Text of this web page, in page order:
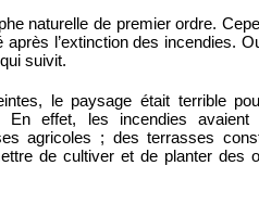
naturelle de premier ordre.
après l’extinction des incendies.
suivit.
le paysage était terrible
En effet, les incendies
agricoles ; des terrasses
de cultiver et de planter des